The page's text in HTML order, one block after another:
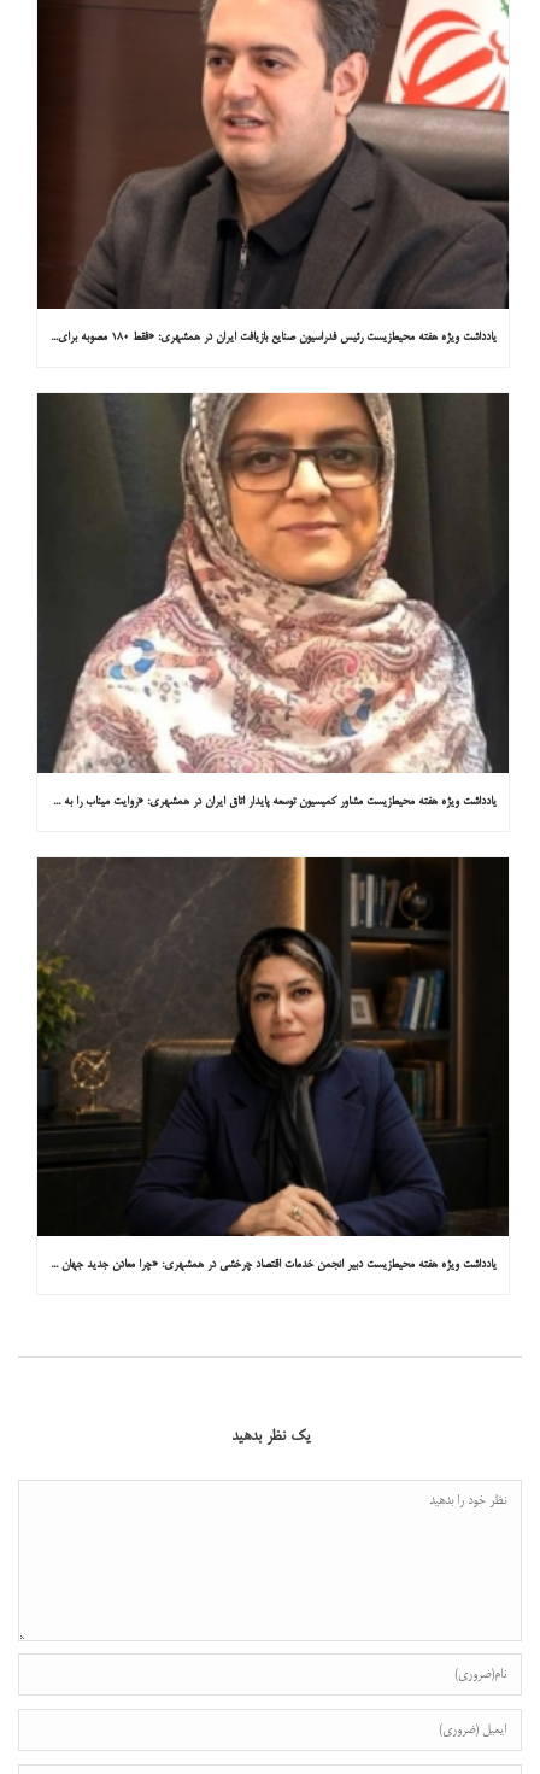
یادداشت ویژه هفته محیط‌زیست رئیس فدراسیون صنایع بازیافت ایران در همشهری: «فقط ۱۸۰ مصوبه برای خارج کردن خودروهای فرسوده از خیابان‌ها»
یادداشت ویژه هفته محیط‌زیست مشاور کمیسیون توسعه پایدار اتاق ایران در همشهری: «روایت میناب را به کاپ ۳۱ ببریم»
یادداشت ویژه هفته محیط‌زیست دبیر انجمن خدمات اقتصاد چرخشی در همشهری: «چرا معادن جدید جهان زیر زمین نیستند؟»
یک نظر بدهید